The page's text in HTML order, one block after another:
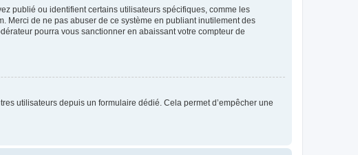
publié ou identifient certains utilisateurs spécifiques, comme les
Merci de ne pas abuser de ce système en publiant inutilement des
pourra vous sanctionner en abaissant votre compteur de
utilisateurs depuis un formulaire dédié. Cela permet d’empêcher une